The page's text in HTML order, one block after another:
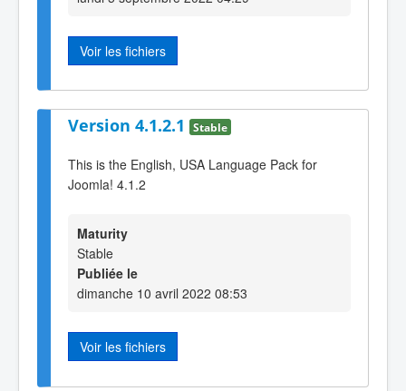
Voir les fichiers
Version 4.1.2.1 Stable
This is the English, USA Language Pack for
Joomla! 4.1.2
Maturity
Stable
Publiée le
dimanche 10 avril 2022 08:53
Voir les fichiers